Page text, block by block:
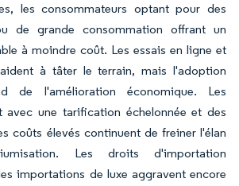
les consommateurs optant pour des
de grande consommation offrant un
à moindre coût. Les essais en ligne et
à tâter le terrain, mais l'adoption
de l'amélioration économique. Les
avec une tarification échelonnée et des
coûts élevés continuent de freiner l'élan
Les droits d'importation
importations de luxe aggravent encore